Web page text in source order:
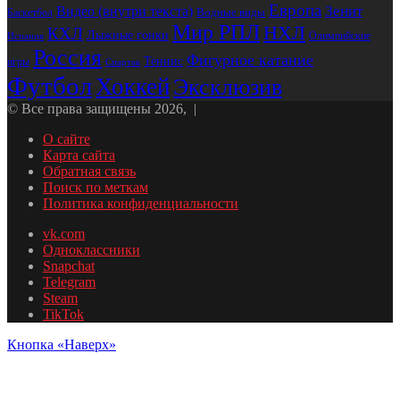
Баскетбол Видео (внутри текста) Водные виды Европа Зенит
Испания КХЛ Лыжные гонки Мир РПЛНХЛ Олимпийские
игры Россия Спартак Теннис Фигурное катание
ФутболХоккейЭксклюзив
© Все права защищены 2026, |
О сайте
Карта сайта
Обратная связь
Поиск по меткам
Политика конфиденциальности
vk.com
Одноклассники
Snapchat
Telegram
Steam
TikTok
Кнопка «Наверх»